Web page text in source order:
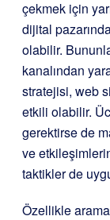
çekmek için
dijital
olabilir.
kanalından
stratejisi, web
etkili olabilir.
gerektirse de
ve
taktikler de
Özellikle arama